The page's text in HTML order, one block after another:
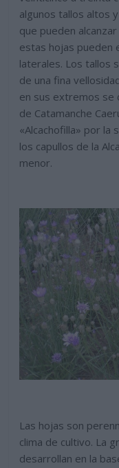
algunos tallos altos
que pueden
estas hojas pueden
laterales. Los tallos
de una fina
en sus extremos se
de Catamanche
«Alcachofilla» por la
los capullos de la
menor.
Las hojas son
clima de cultivo. La
desarrollan en la